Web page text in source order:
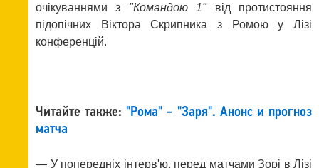
очікуваннями з "Командою 1"від протистояння
підопічних Віктора Скрипника з Ромою у Лізі
конференцій.
Читайте также: "Рома" - "Заря". Анонс и прогноз
матча
— У попередніх інтерв'ю, перед матчами Зорі в Лізі